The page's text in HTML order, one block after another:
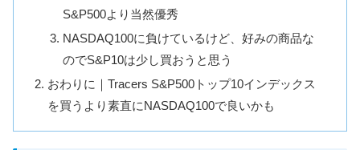
S&P500より当然優秀
NASDAQ100に負けているけど、好みの商品な
のでS&P10は少し買おうと思う
おわりに｜Tracers S&P500トップ10インデックス
を買うより素直にNASDAQ100で良いかも